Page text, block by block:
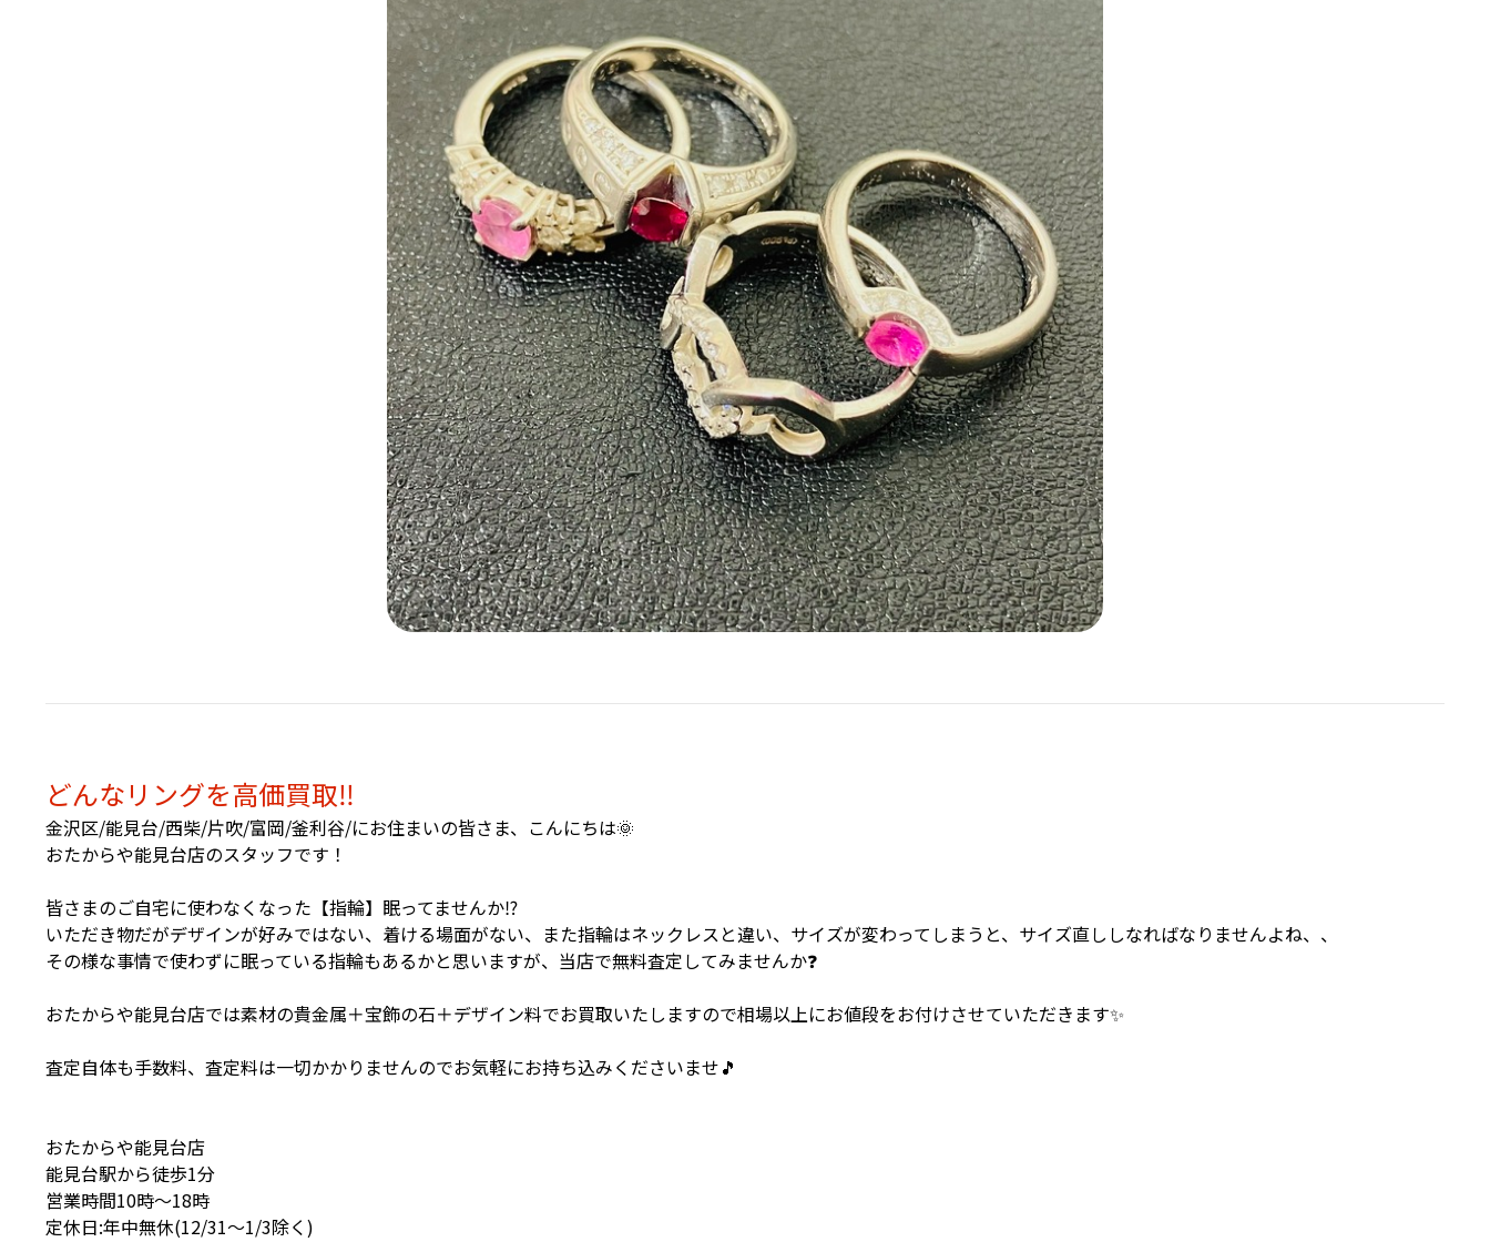
どんなリングを高価買取‼️
金沢区/能見台/西柴/片吹/富岡/釜利谷/にお住まいの皆さま、こんにちは🌞
おたからや能見台店のスタッフです！
皆さまのご自宅に使わなくなった【指輪】眠ってませんか⁉️
いただき物だがデザインが好みではない、着ける場面がない、また指輪はネックレスと違い、サイズが変わってしまうと、サイズ直ししなればなりませんよね、、
その様な事情で使わずに眠っている指輪もあるかと思いますが、当店で無料査定してみませんか❓
おたからや能見台店では素材の貴金属＋宝飾の石＋デザイン料でお買取いたしますので相場以上にお値段をお付けさせていただきます✨
査定自体も手数料、査定料は一切かかりませんのでお気軽にお持ち込みくださいませ🎵
おたからや能見台店
能見台駅から徒歩1分
営業時間10時〜18時
定休日:年中無休(12/31〜1/3除く)